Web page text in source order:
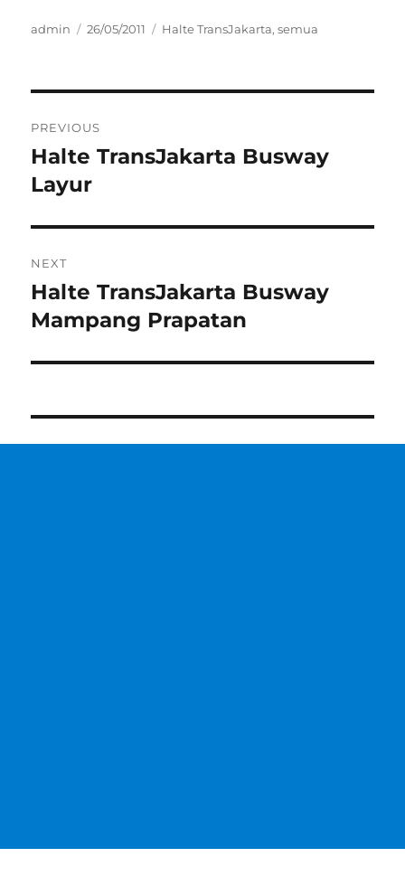
Author
admin
Posted
26/05/2011 Categories
Halte TransJakarta,semua
navigation
PREVIOUS
Previous
post:
Halte TransJakarta Busway
Layur
NEXT
Next
post:
Halte TransJakarta Busway
Mampang Prapatan